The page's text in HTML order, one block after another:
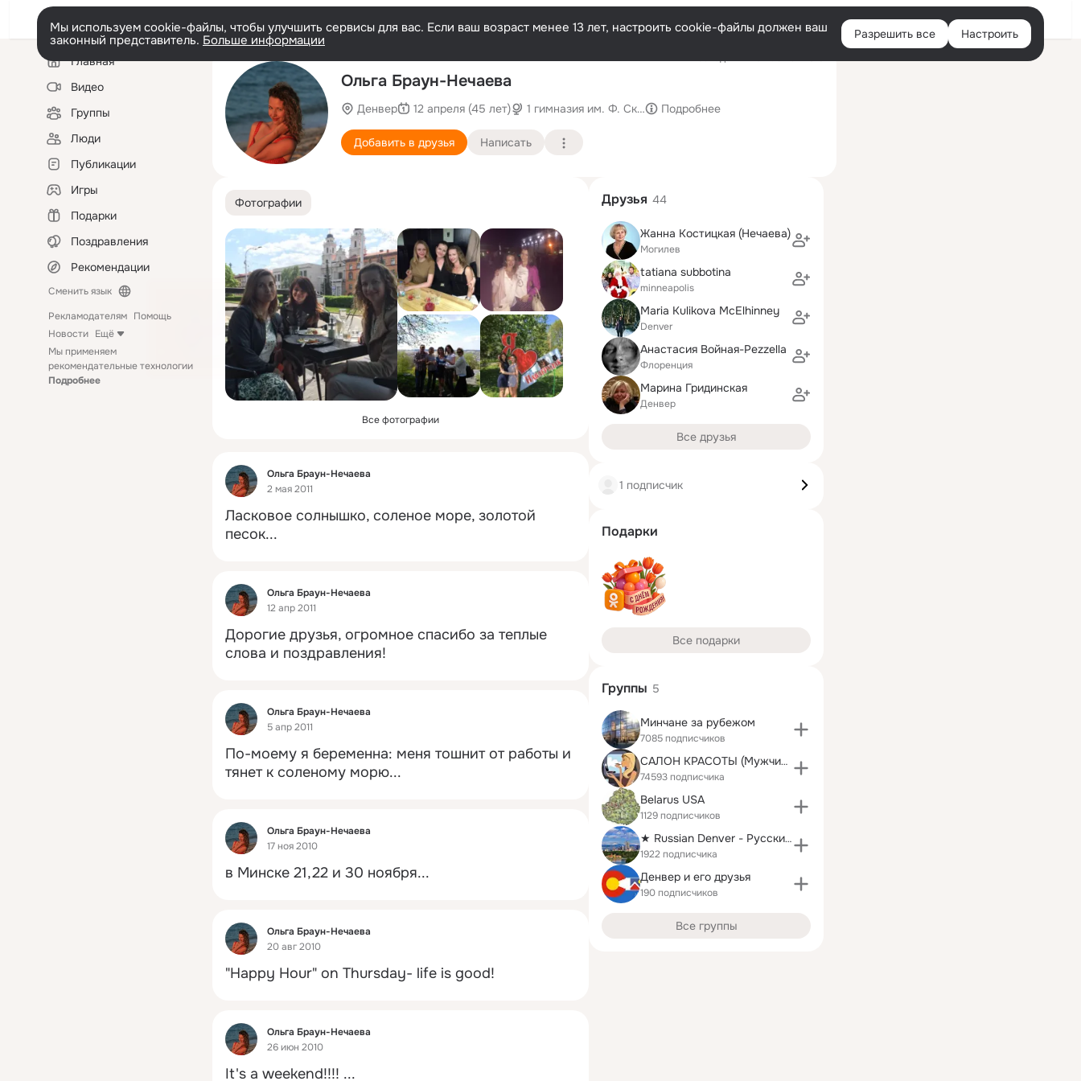
Войти
Мы используем cookie-файлы, чтобы улучшить сервисы для вас. Если ваш возраст менее 13 лет, настроить cookie-файлы должен ваш
законный представитель. Больше информации Разрешить все Настроить
Левая
колонкаГлавная
Видео
Группы
Люди
Публикации
Игры
Подарки
Поздравления
Рекомендации
Сменить язык
Рекламодателям Помощь
Новости Ещё
Мы применяем
рекомендательные технологии
Подробнее
Ольга Браун-Hечаева
Денвер 12 апреля (45 лет) 1 гимназия им. Ф. СкориныПодробнее
Добавить в друзья Написать
Фотографии
Все фотографии
Фид
Ольга Браун-Hечаева
2 мая 2011
Ласковое солнышко, соленое море, золотой
песок...
Фид
Ольга Браун-Hечаева
12 апр 2011
Дорогие друзья, огромное спасибо за теплые
слова и поздравления!
Фид
Ольга Браун-Hечаева
5 апр 2011
По-моему я беременна: меня тошнит от работы и
тянет к соленому морю...
Фид
Ольга Браун-Hечаева
17 ноя 2010
в Минске 21,22 и 30 ноября...
Фид
Ольга Браун-Hечаева
20 авг 2010
"Happy Hour" on Thursday- life is good!
Фид
Ольга Браун-Hечаева
26 июн 2010
It's a weekend!!!! ...
Друзья 44
Жанна Костицкая (Нечаева)
Могилев
tatiana subbotina
minneapolis
Maria Kulikova McElhinney
Denver
Анастасия Войная-Pezzella
Флоренция
Марина Гридинская
Денвер
Все друзья
1 подписчик
Подарки
Все подарки
Группы 5
Минчане за рубежом
7085 подписчиков
САЛОН КРАСОТЫ (Мужчин и детей не принимаем)
74593 подписчика
Belarus USA
1129 подписчиков
★ Russian Denver - Русский Денвер
1922 подписчика
Денвер и его друзья
190 подписчиков
Все группы